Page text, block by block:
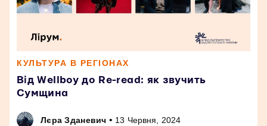
КУЛЬТУРА В РЕГІОНАХ
Від Wellboy до Re-read: як звучить
Сумщина
Лєра Зданевич • 13 Червня, 2024